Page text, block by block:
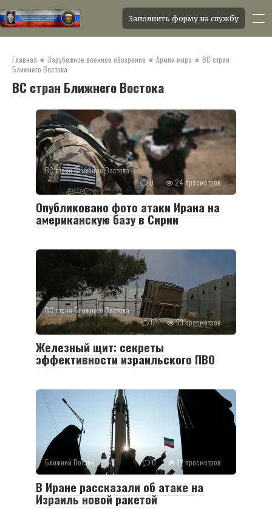
контенту
Заполнить форму на службу
Главная ★ Зарубежное военное обозрение ★ Армии мира ★ ВС стран
Ближнего Востока
ВС стран Ближнего Востока
ВС стран Ближнего Востока
0
24 просмотров
Опубликовано фото атаки Ирана на
американскую базу в Сирии
ВС стран Ближнего Востока
0
53 просмотров
Железный щит: секреты
эффективности израильского ПВО
Ближний Восток 0 17 просмотров
В Иране рассказали об атаке на
Израиль новой ракетой